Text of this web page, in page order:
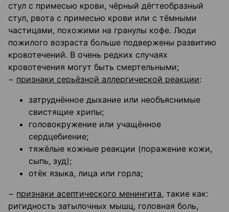
стул с примесью крови, чёрный дёгтеобразный
стул, рвота с примесью крови или с тёмными
частицами, похожими на гранулы кофе. Люди
пожилого возраста больше подвержены развитию
кровотечений. В очень редких случаях
кровотечения могут быть смертельными;
− признаки серьёзной аллергической реакции:
затруднённое дыхание или необъяснимые
свистящие хрипы;
головокружение или учащённое
сердцебиение;
тяжёлые кожные реакции (поражение кожи,
сыпь, зуд);
отёк языка, лица или горла;
− признаки асептического менингита, такие как:
ригидность затылочных мышц, головная боль,